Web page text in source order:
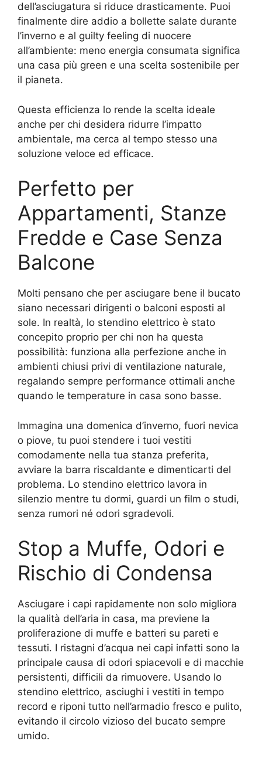
dell’asciugatura si riduce drasticamente. Puoi
finalmente dire addio a bollette salate durante
l’inverno e al guilty feeling di nuocere
all’ambiente: meno energia consumata significa
una casa più green e una scelta sostenibile per
il pianeta.
Questa efficienza lo rende la scelta ideale
anche per chi desidera ridurre l’impatto
ambientale, ma cerca al tempo stesso una
soluzione veloce ed efficace.
Perfetto per
Appartamenti, Stanze
Fredde e Case Senza
Balcone
Molti pensano che per asciugare bene il bucato
siano necessari dirigenti o balconi esposti al
sole. In realtà, lo stendino elettrico è stato
concepito proprio per chi non ha questa
possibilità: funziona alla perfezione anche in
ambienti chiusi privi di ventilazione naturale,
regalando sempre performance ottimali anche
quando le temperature in casa sono basse.
Immagina una domenica d’inverno, fuori nevica
o piove, tu puoi stendere i tuoi vestiti
comodamente nella tua stanza preferita,
avviare la barra riscaldante e dimenticarti del
problema. Lo stendino elettrico lavora in
silenzio mentre tu dormi, guardi un film o studi,
senza rumori né odori sgradevoli.
Stop a Muffe, Odori e
Rischio di Condensa
Asciugare i capi rapidamente non solo migliora
la qualità dell’aria in casa, ma previene la
proliferazione di muffe e batteri su pareti e
tessuti. I ristagni d’acqua nei capi infatti sono la
principale causa di odori spiacevoli e di macchie
persistenti, difficili da rimuovere. Usando lo
stendino elettrico, asciughi i vestiti in tempo
record e riponi tutto nell’armadio fresco e pulito,
evitando il circolo vizioso del bucato sempre
umido.